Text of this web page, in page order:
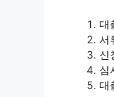
대
서
신
심
대